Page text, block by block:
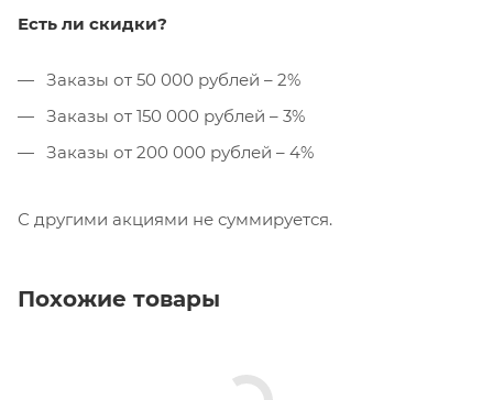
Есть ли скидки?
Заказы от 50 000 рублей – 2%
Заказы от 150 000 рублей – 3%
Заказы от 200 000 рублей – 4%
С другими акциями не суммируется.
Похожие товары